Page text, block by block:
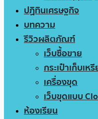
ปฏิทินเศรษฐกิจ
บทความ
รีวิวผลิตภัณฑ์
เว็บซื้อขาย
กระเป๋าเก็บเห
เครื่องขุด
เว็บขุดแบบ
ห้องเรียน